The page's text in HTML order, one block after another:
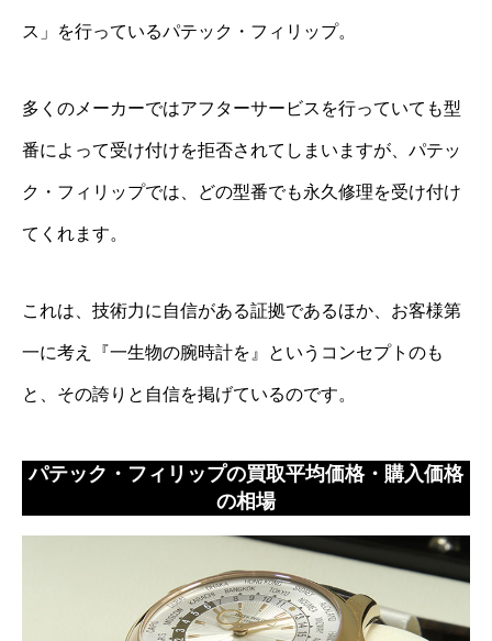
ス」を行っているパテック・フィリップ。
多くのメーカーではアフターサービスを行っていても型
番によって受け付けを拒否されてしまいますが、パテッ
ク・フィリップでは、どの型番でも永久修理を受け付け
てくれます。
これは、技術力に自信がある証拠であるほか、お客様第
一に考え『一生物の腕時計を』というコンセプトのも
と、その誇りと自信を掲げているのです。
パテック・フィリップの買取平均価格・購入価格
の相場